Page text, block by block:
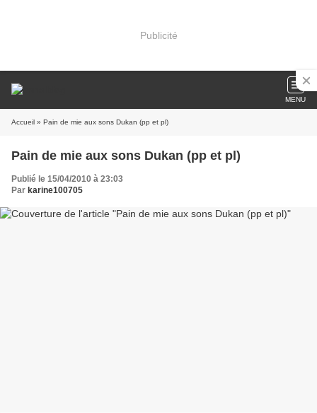
Publicité
MENU
Accueil » Pain de mie aux sons Dukan (pp et pl)
Pain de mie aux sons Dukan (pp et pl)
Publié le 15/04/2010 à 23:03
Par karine100705